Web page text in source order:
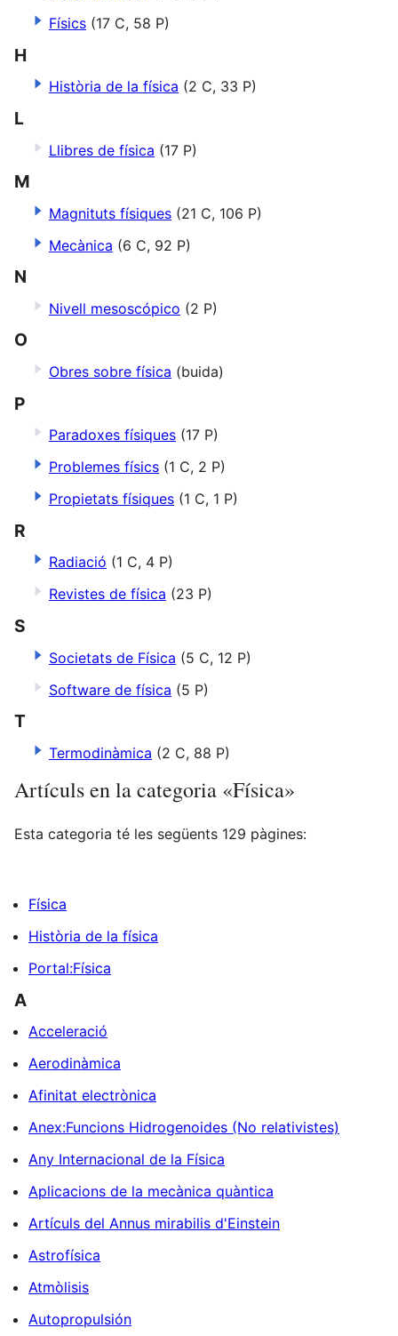
Físics (17 C, 58 P)
H
Història de la física (2 C, 33 P)
L
Llibres de física (17 P)
M
Magnituts físiques (21 C, 106 P)
Mecànica (6 C, 92 P)
N
Nivell mesoscópico (2 P)
O
Obres sobre física (buida)
P
Paradoxes físiques (17 P)
Problemes físics (1 C, 2 P)
Propietats físiques (1 C, 1 P)
R
Radiació (1 C, 4 P)
Revistes de física (23 P)
S
Societats de Física (5 C, 12 P)
Software de física (5 P)
T
Termodinàmica (2 C, 88 P)
Artículs en la categoria «Física»
Esta categoria té les següents 129 pàgines:
Física
Història de la física
Portal:Física
A
Acceleració
Aerodinàmica
Afinitat electrònica
Anex:Funcions Hidrogenoides (No relativistes)
Any Internacional de la Física
Aplicacions de la mecànica quàntica
Artículs del Annus mirabilis d'Einstein
Astrofísica
Atmòlisis
Autopropulsión